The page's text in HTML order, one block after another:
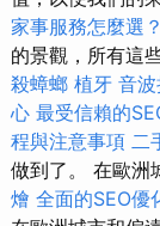
家事服務怎麼選？
的景觀，所有這
殺蟑螂 植牙 音
心 最受信賴的
程與注意事項 二
做到了。 在歐洲
燴 全面的SEO優